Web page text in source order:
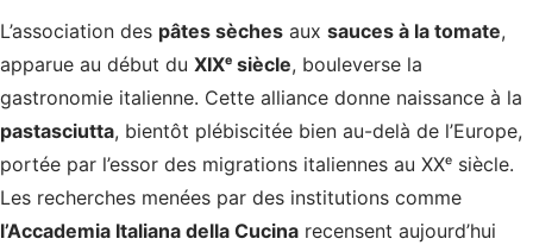
L’association des pâtes sèches aux sauces à la tomate,
apparue au début du XIXᵉ siècle, bouleverse la
gastronomie italienne. Cette alliance donne naissance à la
pastasciutta, bientôt plébiscitée bien au-delà de l’Europe,
portée par l’essor des migrations italiennes au XXᵉ siècle.
Les recherches menées par des institutions comme
l’Accademia Italiana della Cucina recensent aujourd’hui